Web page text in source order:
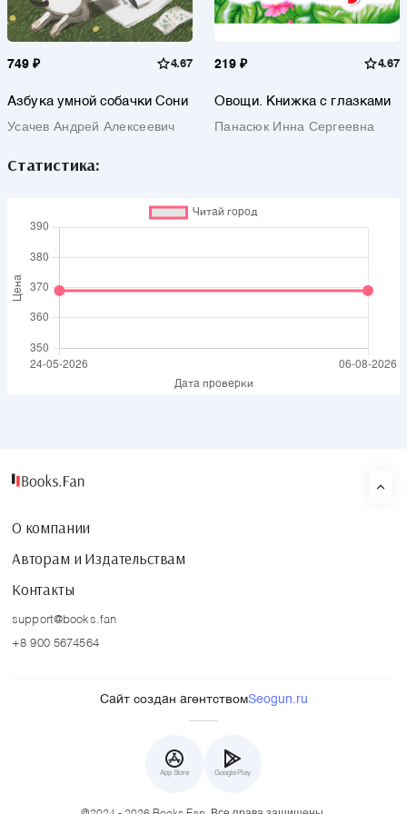
749 ₽ 4.67
Азбука умной собачки Сони
Усачев Андрей Алексеевич
219 ₽ 4.67
Овощи. Книжка с глазками
Панасюк Инна Сергеевна
Статистика:
О компании
Авторам и Издательствам
Контакты
support@books.fan
+8 900 5674564
Сайт создан агентствомSeogun.ru
App Store Google Play